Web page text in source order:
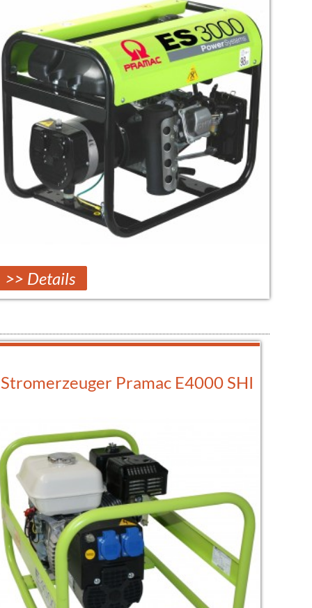
>> Details
Stromerzeuger Pramac E4000 SHI